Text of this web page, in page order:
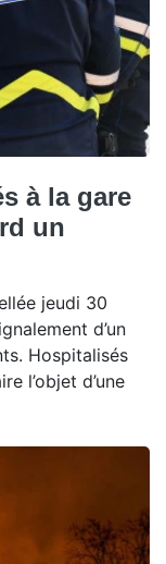
à la gare
un
jeudi 30
d’un
Hospitalisés
l’objet d’une